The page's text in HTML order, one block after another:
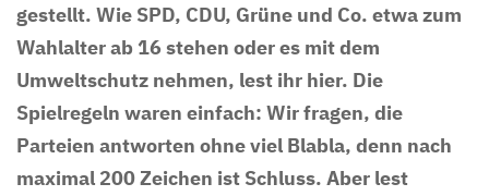
gestellt. Wie SPD, CDU, Grüne und Co. etwa zum
Wahlalter ab 16 stehen oder es mit dem
Umweltschutz nehmen, lest ihr hier. Die
Spielregeln waren einfach: Wir fragen, die
Parteien antworten ohne viel Blabla, denn nach
maximal 200 Zeichen ist Schluss. Aber lest